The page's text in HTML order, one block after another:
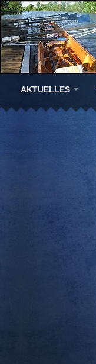
AKTUELLES